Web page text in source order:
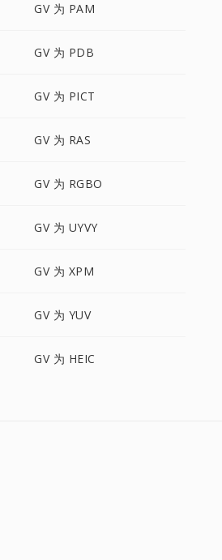
GV 为 PAM
GV 为 PDB
GV 为 PICT
GV 为 RAS
GV 为 RGBO
GV 为 UYVY
GV 为 XPM
GV 为 YUV
GV 为 HEIC